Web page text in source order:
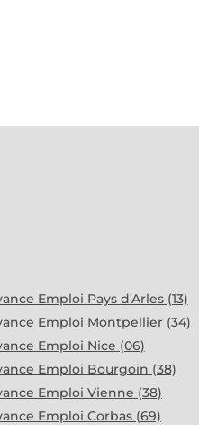
Emploi Pays d'Arles (13)
Emploi Montpellier (34)
Emploi Nice (06)
Emploi Bourgoin (38)
Emploi Vienne (38)
Emploi Corbas (69)